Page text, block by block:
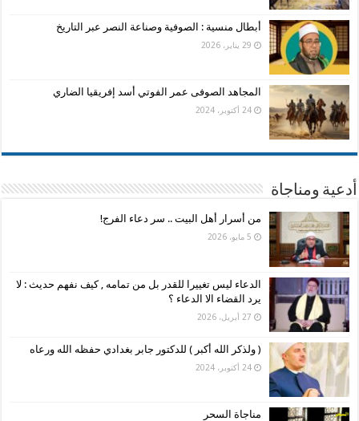
أبطال منسية : الصوفية وصناعة النصر عبر التاريخ
29 يناير، 2026
المجاهد الصوفى عمر الفوتي أسد إفريقيا الضاري
24 أكتوبر، 2024
أدعية ومناجاة
من أسرار أهل البيت .. سر دعاء الفرج!
5 مايو، 2026
الدعاء ليس تغييرا للقدر بل من تمامه , كيف نفهم حديث : لا
يرد القضاء الا الدعاء ؟
27 أبريل، 2026
( ولذكر الله أكبر ) للدكتور جابر بغدادي حفظه الله ورعاه
24 أكتوبر، 2024
مناجاة السحر